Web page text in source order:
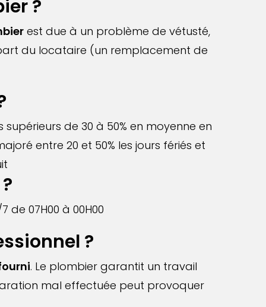
?
est due à un problème de vétusté,
du locataire (un remplacement de
de 30 à 50% en moyenne en
entre 20 et 50% les jours fériés et
07H00 à 00H00
?
. Le plombier garantit un travail
mal effectuée peut provoquer